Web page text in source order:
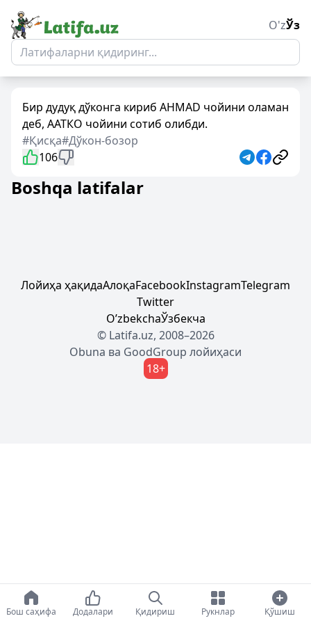
O'zЎз
Бир дудуқ дўконга кириб АHMAD чойини оламан
деб, ААТКО чойини сотиб олибди.
#Қисқа#Дўкон-бозор
106
Boshqa latifalar
Лойиҳа ҳақидаАлоқаFacebookInstagramTelegram
Twitter
OʼzbekchaЎзбекча
© Latifa.uz, 2008–2026
Obuna ва GoodGroup лойиҳаси
18+
Бош саҳифа Додалари Қидириш Рукнлар Қўшиш